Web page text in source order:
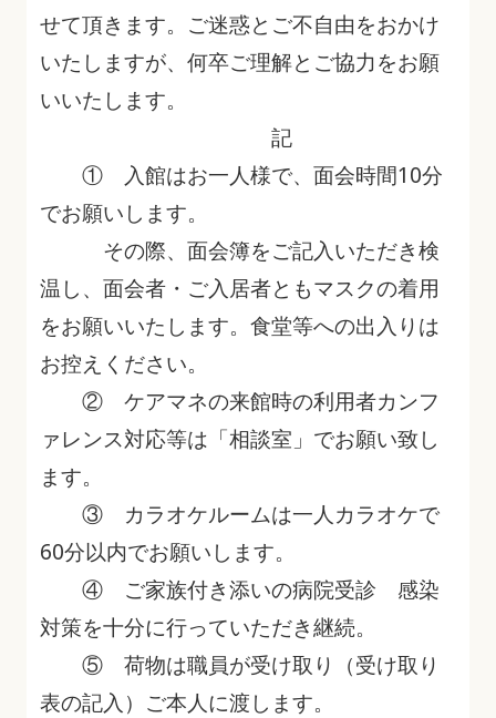
せて頂きます。ご迷惑とご不自由をおかけ
いたしますが、何卒ご理解とご協力をお願
いいたします。
記
① 入館はお一人様で、面会時間10分
でお願いします。
その際、面会簿をご記入いただき検
温し、面会者・ご入居者ともマスクの着用
をお願いいたします。食堂等への出入りは
お控えください。
② ケアマネの来館時の利用者カンフ
ァレンス対応等は「相談室」でお願い致し
ます。
③ カラオケルームは一人カラオケで
60分以内でお願いします。
④ ご家族付き添いの病院受診 感染
対策を十分に行っていただき継続。
⑤ 荷物は職員が受け取り（受け取り
表の記入）ご本人に渡します。